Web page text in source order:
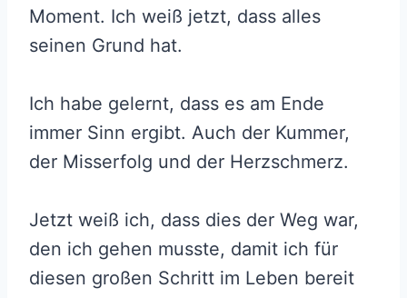
Moment. Ich weiß jetzt, dass alles
seinen Grund hat.
Ich habe gelernt, dass es am Ende
immer Sinn ergibt. Auch der Kummer,
der Misserfolg und der Herzschmerz.
Jetzt weiß ich, dass dies der Weg war,
den ich gehen musste, damit ich für
diesen großen Schritt im Leben bereit